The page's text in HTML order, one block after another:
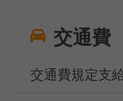
交通費
交通費規定支